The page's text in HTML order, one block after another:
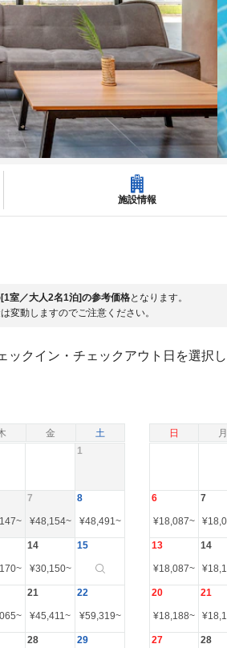
施設情報
[1室／大人2名1泊]の参考価格となります。
変動しますのでご注意ください。
ックイン・チェックアウト日を選択
金 土 日 月
1
~
7
¥48,154~
8
¥48,491~
~
14
¥30,150~
15
~
21
¥45,411~
22
¥59,319~
28 29
6
¥18,087~
7
¥
13
¥18,087~
14
¥
20
¥18,188~
21
¥
27 28